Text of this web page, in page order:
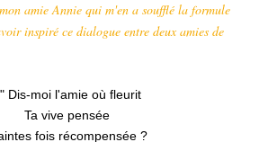
amie Annie qui m'en a soufflé la formule
inspiré ce dialogue entre deux amies de
Dis-moi l'amie où fleurit
Ta vive pensée
fois récompensée ?